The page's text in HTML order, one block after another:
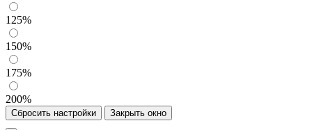
125%
150%
175%
200%
Сбросить настройки Закрыть окно